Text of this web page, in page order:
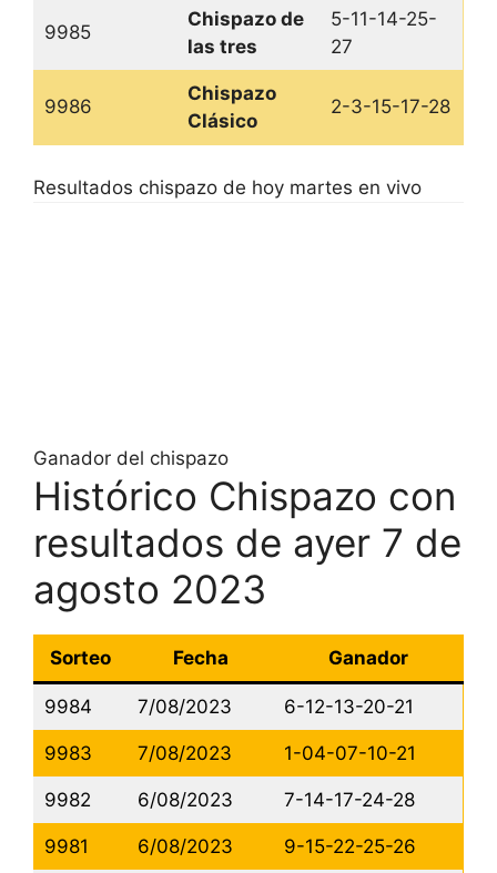
9985
Chispazo de
las tres
5-11-14-25-
27
9986
Chispazo
Clásico
2-3-15-17-28
Resultados chispazo de hoy martes en vivo
Ganador del chispazo
Histórico Chispazo con
resultados de ayer 7 de
agosto 2023
Sorteo Fecha Ganador
9984 7/08/2023 6-12-13-20-21
9983 7/08/2023 1-04-07-10-21
9982 6/08/2023 7-14-17-24-28
9981 6/08/2023 9-15-22-25-26